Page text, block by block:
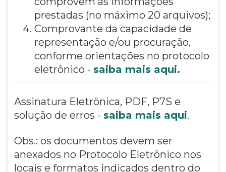
prestadas (no máximo 20 arquivos);
Comprovante da capacidade de
representação e/ou procuração,
conforme orientações no protocolo
eletrônico - saiba mais aqui.
Assinatura Eletrônica, PDF, P7S e
solução de erros - saiba mais aqui.
Obs.: os documentos devem ser
anexados no Protocolo Eletrônico nos
locais e formatos indicados dentro do